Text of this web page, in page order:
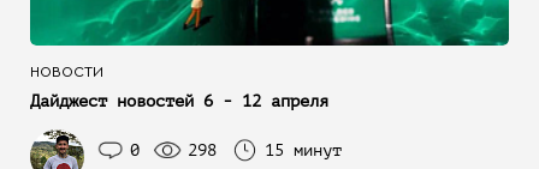
НОВОСТИ
Дайджест новостей 6 - 12 апреля
0 298 15 минут